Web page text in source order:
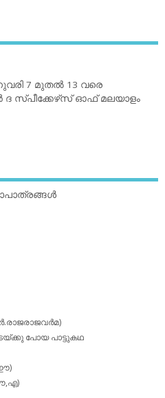
7 മുതല്‍ 13 വരെ
ദ സ്പീക്കേഴ്‌സ് ഓഫ് മലയാളം
പോയ പാട്ടുകഥ